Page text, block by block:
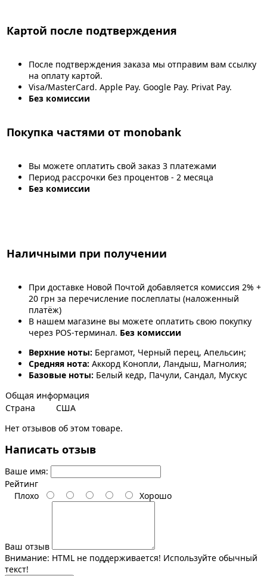
Картой после подтверждения
После подтверждения заказа мы отправим вам ссылку
на оплату картой.
Visa/MasterCard. Apple Pay. Google Pay. Privat Pay.
Без комиссии
Покупка частями от monobank
Вы можете оплатить свой заказ 3 платежами
Период рассрочки без процентов - 2 месяца
Без комиссии
Наличными при получении
При доставке Новой Почтой добавляется комиссия 2% +
20 грн за перечисление послеплаты (наложенный
платёж)
В нашем магазине вы можете оплатить свою покупку
через POS-терминал. Без комиссии
Верхние ноты: Бергамот, Черный перец, Апельсин;
Средняя нота: Аккорд Конопли, Ландыш, Магнолия;
Базовые ноты: Белый кедр, Пачули, Сандал, Мускус
Общая информация
Страна
США
Нет отзывов об этом товаре.
Написать отзыв
Ваше имя:
Рейтинг
Плохо
Хорошо
Ваш отзыв
Внимание: HTML не поддерживается! Используйте обычный
текст!